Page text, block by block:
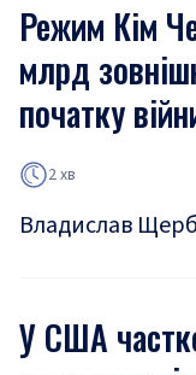
Режим Кім
млрд
початку
2 хв
Владислав
У США